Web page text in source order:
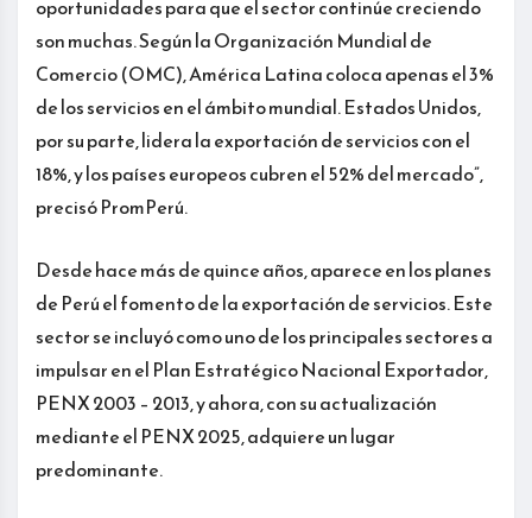
oportunidades para que el sector continúe creciendo
son muchas. Según la Organización Mundial de
Comercio (OMC), América Latina coloca apenas el 3%
de los servicios en el ámbito mundial. Estados Unidos,
por su parte, lidera la exportación de servicios con el
18%, y los países europeos cubren el 52% del mercado”,
precisó PromPerú.
Desde hace más de quince años, aparece en los planes
de Perú el fomento de la exportación de servicios. Este
sector se incluyó como uno de los principales sectores a
impulsar en el Plan Estratégico Nacional Exportador,
PENX 2003 – 2013, y ahora, con su actualización
mediante el PENX 2025, adquiere un lugar
predominante.